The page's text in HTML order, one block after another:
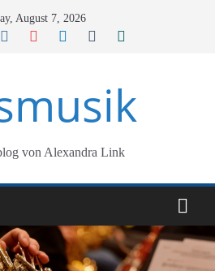
August 7, 2026
von Alexandra Link